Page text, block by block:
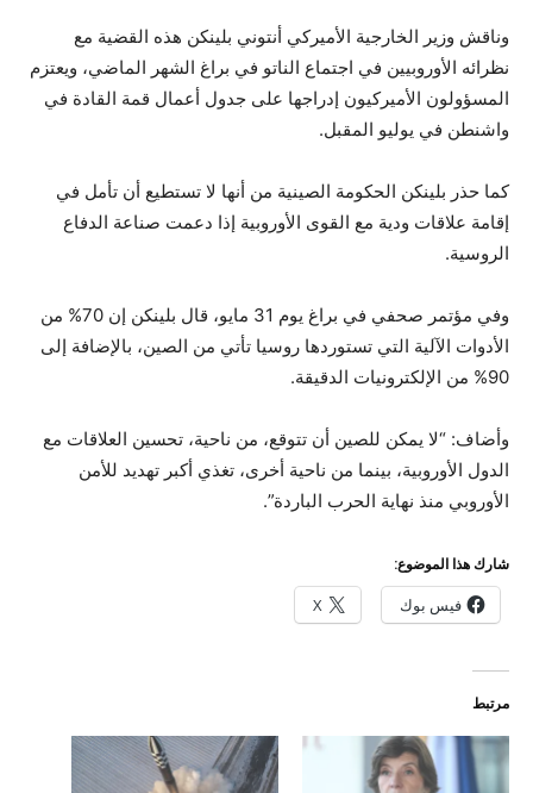
وناقش وزير الخارجية الأميركي أنتوني بلينكن هذه القضية مع
نظرائه الأوروبيين في اجتماع الناتو في براغ الشهر الماضي، ويعتزم
المسؤولون الأميركيون إدراجها على جدول أعمال قمة القادة في
واشنطن في يوليو المقبل.
كما حذر بلينكن الحكومة الصينية من أنها لا تستطيع أن تأمل في
إقامة علاقات ودية مع القوى الأوروبية إذا دعمت صناعة الدفاع
الروسية.
وفي مؤتمر صحفي في براغ يوم 31 مايو، قال بلينكن إن 70% من
الأدوات الآلية التي تستوردها روسيا تأتي من الصين، بالإضافة إلى
90% من الإلكترونيات الدقيقة.
وأضاف: “لا يمكن للصين أن تتوقع، من ناحية، تحسين العلاقات مع
الدول الأوروبية، بينما من ناحية أخرى، تغذي أكبر تهديد للأمن
الأوروبي منذ نهاية الحرب الباردة”.
شارك هذا الموضوع:
فيس بوك X
مرتبط